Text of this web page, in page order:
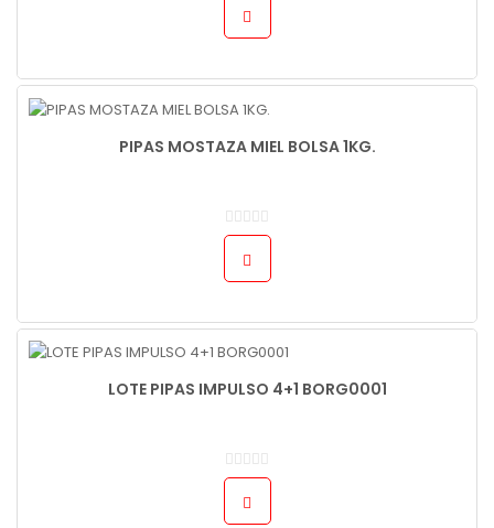
PIPAS MOSTAZA MIEL BOLSA 1KG.
LOTE PIPAS IMPULSO 4+1 BORG0001